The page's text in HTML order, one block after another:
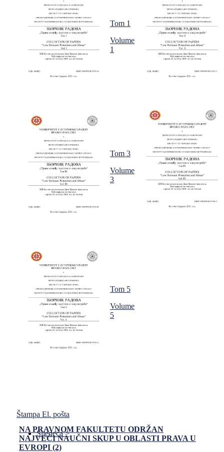
Tom 1
Volume
1
Tom 3
Volume
3
Tom 5
Volume
5
Štampa El. pošta
Sljedeća >
NA PRAVNOM FAKULTETU ODRŽAN
NAJVEĆI NAUČNI SKUP U OBLASTI PRAVA U
EVROPI (2)